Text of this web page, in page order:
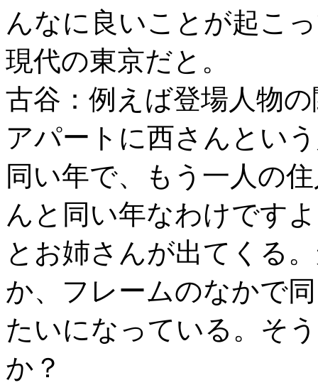
んなに良いことが起こ
現代の東京だと。
古谷：例えば登場人物
アパートに西さんとい
同い年で、もう一人の
んと同い年なわけです
とお姉さんが出てくる
か、フレームのなかで
たいになっている。そ
か？